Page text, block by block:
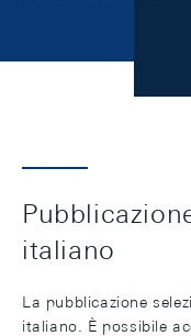
italiano
La pubblicazione
italiano. È possibile